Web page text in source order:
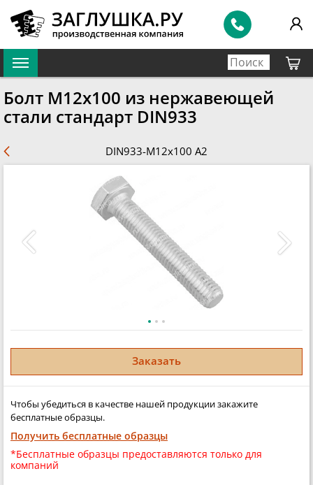
Болт M12x100 из нержавеющей
стали стандарт DIN933
DIN933-M12x100 A2
Заказать
Чтобы убедиться в качестве нашей продукции закажите
бесплатные образцы.
Получить бесплатные образцы
*Бесплатные образцы предоставляются только для
компаний